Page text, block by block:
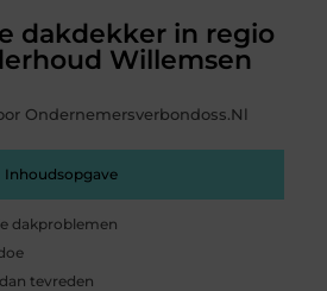
dakdekker in regio
Willemsen
Ondernemersverbondoss.nl
Inhoudsopgave
dakproblemen
tevreden